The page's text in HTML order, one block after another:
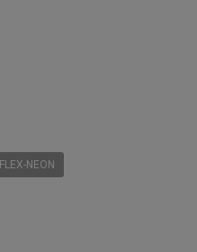
FLEX-NEON